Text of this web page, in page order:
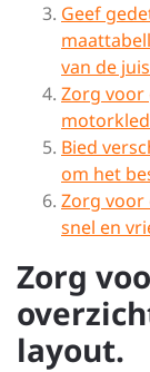
Geef
van de
Zorg voor
Bied
om het
Zorg voor
snel en
Zorg
layout.